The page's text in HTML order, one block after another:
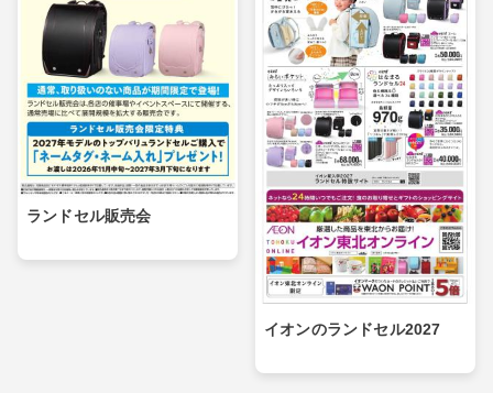
ランドセル販売会
イオンのランドセル2027